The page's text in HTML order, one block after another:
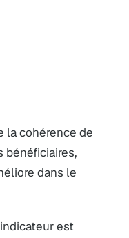
la cohérence de
bénéficiaires,
dans le
est